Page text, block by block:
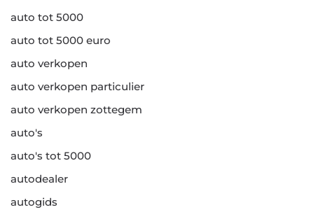
auto tot 5000
auto tot 5000 euro
auto verkopen
auto verkopen particulier
auto verkopen zottegem
auto's
auto's tot 5000
autodealer
autogids